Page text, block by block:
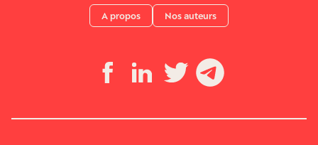
A propos Nos auteurs